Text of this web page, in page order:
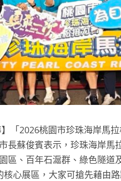
「2026桃園市珍珠海岸馬
長蘇俊賓表示，珍珠海岸馬
區、百年石滬群、綠色隧道
心展區，大家可搶先藉由